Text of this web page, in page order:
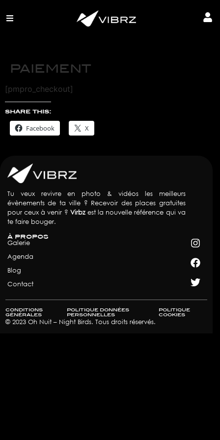
PAIEMENT
[pmpro_checkout]
share this:
Facebook X
Tu veux revivre en photo & vidéos les meilleurs
évènements de ta ville ? Recevoir des places gratuites
pour ceux à venir ? Virbzest la nouvelle référence qui va
te faire bouger.
à propos
Galerie
Agenda
Blog
Contact
conditions
générales
politique données
personnelles
politique
cookies​
© 2023 Oh Nuit – Night Birds. Tous droits réservés.